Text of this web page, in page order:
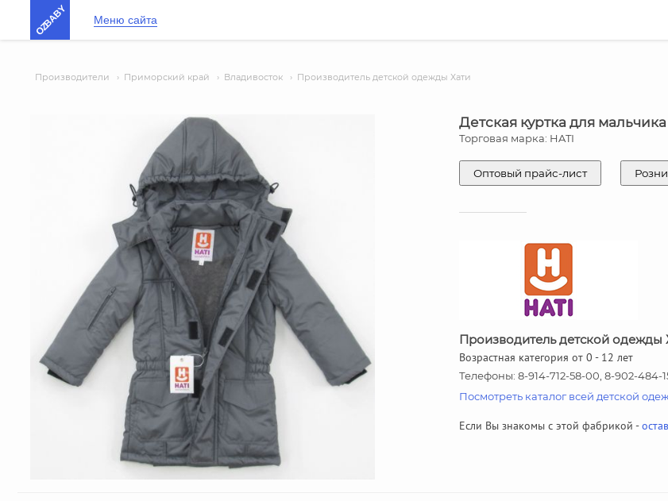
OZBABY Меню сайта
Производители › Приморский край › Владивосток › Производитель детской одежды Хати
Детская куртка для мальчика
Торговая марка: HATI
Оптовый прайс-лист
Производитель детской одежды
Возрастная категория от 0 - 12 лет
Телефоны: 8-914-712-58-00, 8-902-484-
Посмотреть каталог всей детской
Если Вы знакомы с этой фабрикой -